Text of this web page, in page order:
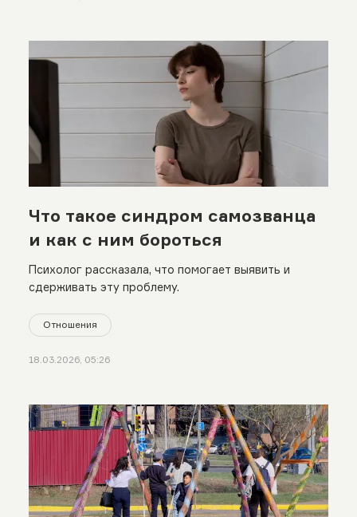
Что такое синдром самозванца
и как с ним бороться
Психолог рассказала, что помогает выявить и
сдерживать эту проблему.
Отношения
18.03.2026, 05:26